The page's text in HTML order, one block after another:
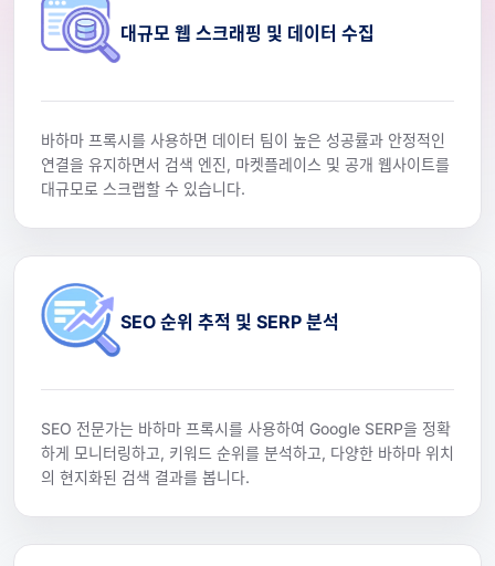
대규모 웹 스크래핑 및 데이터 수집
바하마 프록시를 사용하면 데이터 팀이 높은 성공률과 안정적인
연결을 유지하면서 검색 엔진, 마켓플레이스 및 공개 웹사이트를
대규모로 스크랩할 수 있습니다.
SEO 순위 추적 및 SERP 분석
SEO 전문가는 바하마 프록시를 사용하여 Google SERP을 정확
하게 모니터링하고, 키워드 순위를 분석하고, 다양한 바하마 위치
의 현지화된 검색 결과를 봅니다.